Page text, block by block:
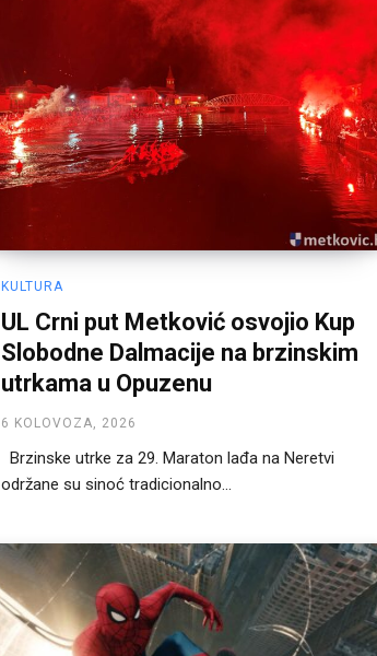
KULTURA
UL Crni put Metković osvojio Kup
Slobodne Dalmacije na brzinskim
utrkama u Opuzenu
6 KOLOVOZA, 2026
Brzinske utrke za 29. Maraton lađa na Neretvi
održane su sinoć tradicionalno...